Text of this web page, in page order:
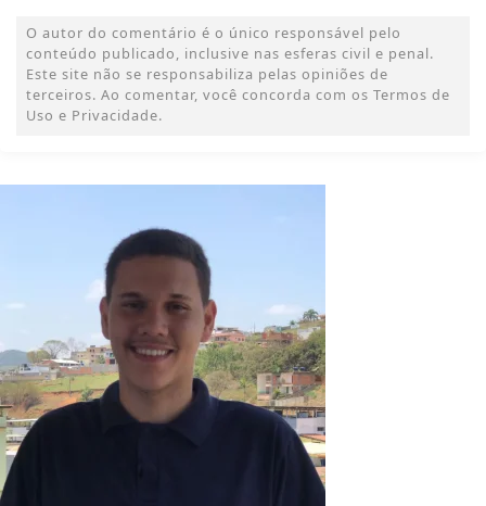
O autor do comentário é o único responsável pelo
conteúdo publicado, inclusive nas esferas civil e penal.
Este site não se responsabiliza pelas opiniões de
terceiros. Ao comentar, você concorda com os Termos de
Uso e Privacidade.